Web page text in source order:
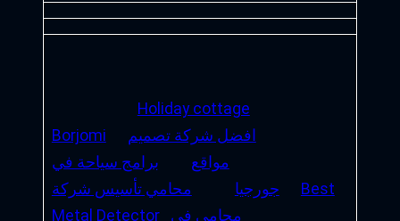
Holiday cottage
Borjomi
افضل شركة تصميم
مواقع
برامج سياحة في
جورجيا
محامي تأسيس شركة
Best
Metal Detector
محامي في